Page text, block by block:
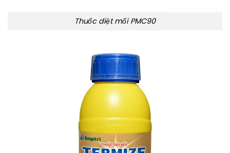
Thuốc diệt mối PMC90